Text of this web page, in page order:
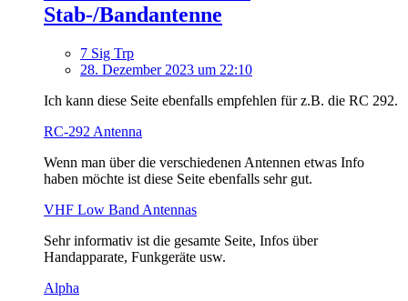
Stab-/Bandantenne
7 Sig Trp
28. Dezember 2023 um 22:10
Ich kann diese Seite ebenfalls empfehlen für z.B. die RC 292.
RC-292 Antenna
Wenn man über die verschiedenen Antennen etwas Info
haben möchte ist diese Seite ebenfalls sehr gut.
VHF Low Band Antennas
Sehr informativ ist die gesamte Seite, Infos über
Handapparate, Funkgeräte usw.
Alpha